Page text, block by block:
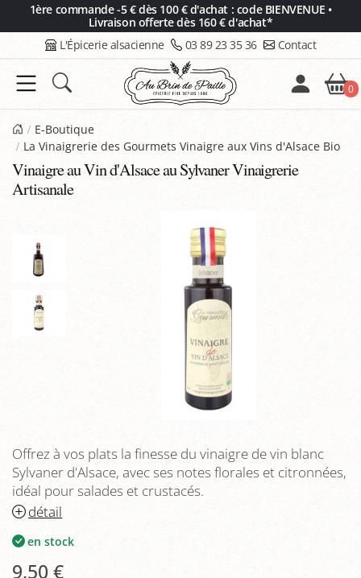
1ère commande -5 € dès 100 € d'achat : code BIENVENUE •
Livraison offerte dès 160 € d'achat*
L'Épicerie alsacienne 03 89 23 35 36 Contact
0
E-Boutique
La Vinaigrerie des Gourmets Vinaigre aux Vins d'Alsace Bio
Vinaigre au Vin d'Alsace au Sylvaner Vinaigrerie
Artisanale
Offrez à vos plats la finesse du vinaigre de vin blanc
Sylvaner d'Alsace, avec ses notes florales et citronnées,
idéal pour salades et crustacés.
détail
en stock
9,50 €
Panneau de gestion des cookies